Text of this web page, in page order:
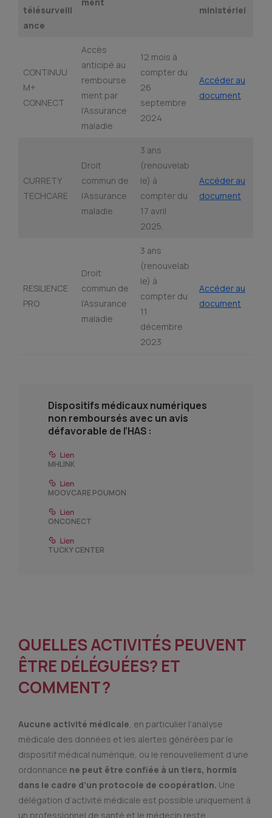
télésurveill
ance
ministériel
CONTINUU
M+
CONNECT
Accès
anticipé au
rembourse
ment par
l’Assurance
maladie
12 mois à
compter du
26
septembre
2024
Accéder au
document
CURRETY
TECHCARE
Droit
commun de
l’Assurance
maladie
3 ans
(renouvelab
le) à
compter du
17 avril
2025.
Accéder au
document
RESILIENCE
PRO
Droit
commun de
l’Assurance
maladie
3 ans
(renouvelab
le) à
compter du
11
décembre
2023
Accéder au
document
Dispositifs médicaux numériques
non remboursés avec un avis
défavorable de l’HAS :
MHLINK
MOOVCARE POUMON
ONCONECT
TUCKY CENTER
QUELLES ACTIVITÉS PEUVENT
ÊTRE DÉLÉGUÉES? ET
COMMENT ?
Aucune activité médicale , en particulier l’analyse
médicale des données et les alertes générées par le
dispositif médical numérique, ou le renouvellement d’une
ordonnance ne peut être confiée à un tiers, hormis
dans le cadre d’un protocole de coopération. Une
délégation d’activité médicale est possible uniquement à
un professionnel de santé et le médecin reste